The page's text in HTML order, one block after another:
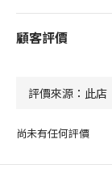
顧客評價
尚未有任何評價